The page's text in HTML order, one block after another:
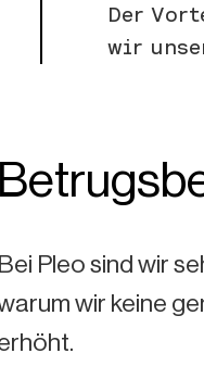
Der
wir
Bei Pleo sind wir
wir keine